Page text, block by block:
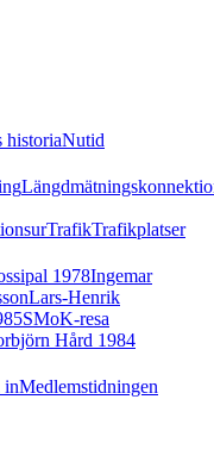
historiaNutid
TrafikTrafikplatser
1978Ingemar
Lars-Henrik
SMoK-resa
Hård 1984
inMedlemstidningen